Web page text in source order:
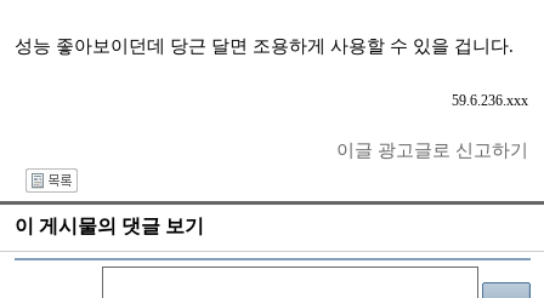
성능 좋아보이던데 당근 달면 조용하게 사용할 수 있을 겁니다.
59.6.236.xxx
이글 광고글로 신고하기
이 게시물의 댓글 보기